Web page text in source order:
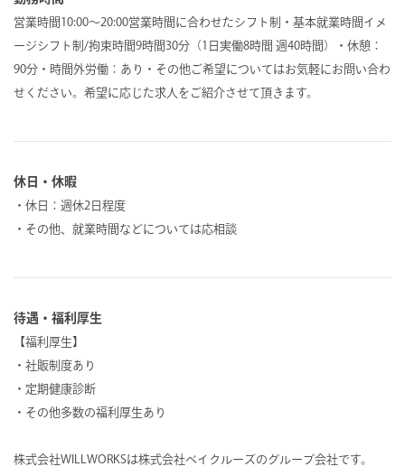
営業時間10:00～20:00営業時間に合わせたシフト制・基本就業時間イメ
ージシフト制/拘束時間9時間30分（1日実働8時間 週40時間）・休憩：
90分・時間外労働：あり・その他ご希望についてはお気軽にお問い合わ
せください。希望に応じた求人をご紹介させて頂きます。
休日・休暇
・休日：週休2日程度
・その他、就業時間などについては応相談
待遇・福利厚生
【福利厚生】
・社販制度あり
・定期健康診断
・その他多数の福利厚生あり
株式会社WILLWORKSは株式会社ベイクルーズのグループ会社です。